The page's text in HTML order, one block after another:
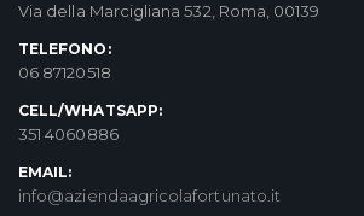
Via della Marcigliana 532, Roma, 00139
TELEFONO:
06 87120518
CELL/WHATSAPP:
351 4060886
EMAIL:
info@aziendaagricolafortunato.it